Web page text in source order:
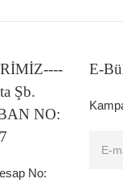
Şb.
NO:
No:
E-